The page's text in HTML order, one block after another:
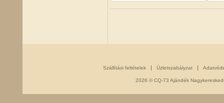
Szállítási feltételek Üzletszabályzat
2026 © CQ-73 Ajándék